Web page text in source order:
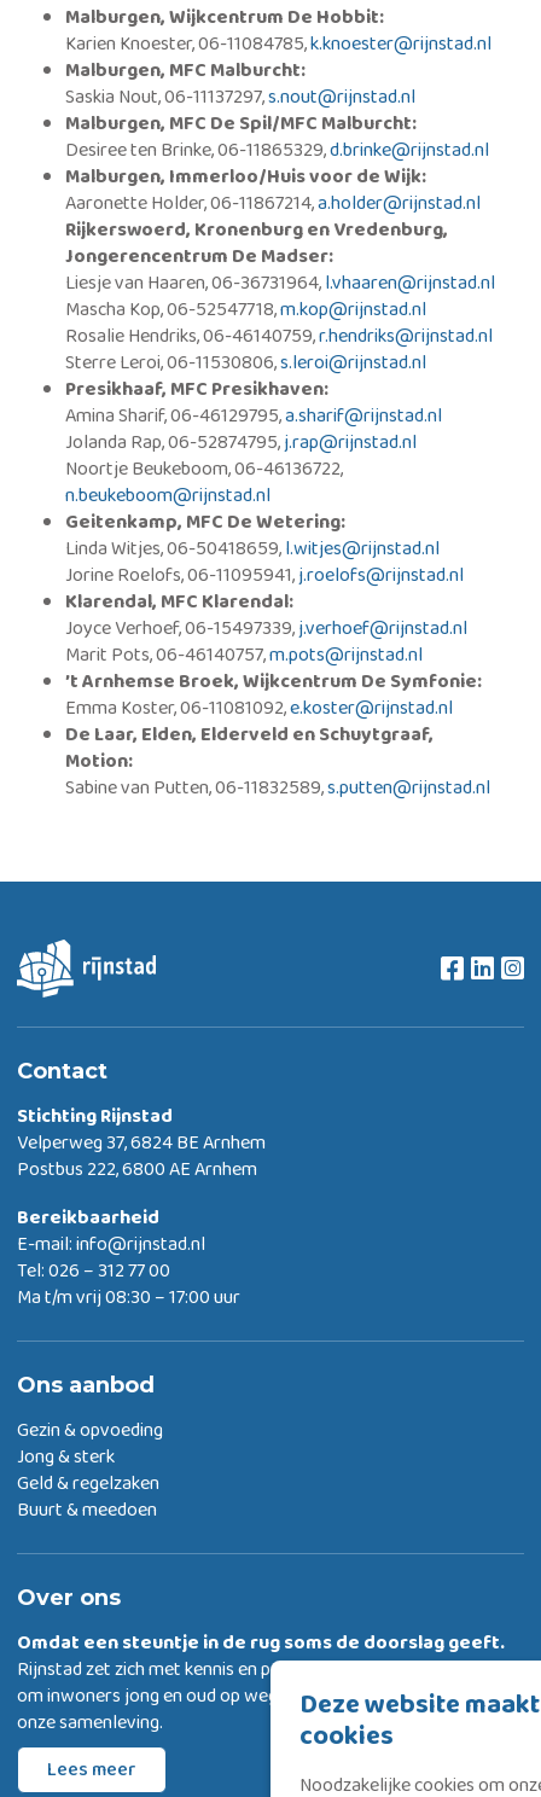
Malburgen, Wijkcentrum De Hobbit:
Karien Knoester,06-11084785,k.knoester@rijnstad.nl
Malburgen, MFC Malburcht:
Saskia Nout, 06-11137297,s.nout@rijnstad.nl
Malburgen, MFC De Spil/MFC Malburcht:
Desiree ten Brinke, 06-11865329,d.brinke@rijnstad.nl
Malburgen, Immerloo/Huis voor de Wijk:
Aaronette Holder, 06-11867214,a.holder@rijnstad.nl
Rijkerswoerd, Kronenburg en Vredenburg,
Jongerencentrum De Madser:
Liesje van Haaren, 06-36731964,l.vhaaren@rijnstad.nl
Mascha Kop, 06-52547718,m.kop@rijnstad.nl
Rosalie Hendriks, 06-46140759,r.hendriks@rijnstad.nl
Sterre Leroi, 06-11530806,s.leroi@rijnstad.nl
Presikhaaf, MFC Presikhaven:
Amina Sharif, 06-46129795,a.sharif@rijnstad.nl
Jolanda Rap,06-52874795,j.rap@rijnstad.nl
Noortje Beukeboom, 06-46136722,
n.beukeboom@rijnstad.nl
Geitenkamp, MFC De Wetering:
Linda Witjes, 06-50418659,l.witjes@rijnstad.nl
Jorine Roelofs, 06-11095941,j.roelofs@rijnstad.nl
Klarendal, MFC Klarendal:
Joyce Verhoef, 06-15497339,j.verhoef@rijnstad.nl
Marit Pots, 06-46140757,m.pots@rijnstad.nl
’t Arnhemse Broek, Wijkcentrum De Symfonie:
Emma Koster, 06-11081092,e.koster@rijnstad.nl
De Laar, Elden, Elderveld en Schuytgraaf,
Motion:
Sabine van Putten, 06-11832589,s.putten@rijnstad.nl
Contact
Stichting Rijnstad
Velperweg 37, 6824 BE Arnhem
Postbus 222, 6800 AE Arnhem
Bereikbaarheid
E-mail:info@rijnstad.nl
Tel: 026 – 312 77 00
Ma t/m vrij 08:30 – 17:00 uur
Ons aanbod
Gezin & opvoeding
Jong & sterk
Geld & regelzaken
Buurt & meedoen
Over ons
Omdat een steuntje in de rugsoms de doorslag geeft.
Rijnstad zet zich met kennis en passie in
om inwoners jong en oud op weg te helpen met deelnemen aan
onze samenleving.
Lees meer
Deze website
cookies
Noodzakelijke cookies om